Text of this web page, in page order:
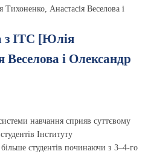
Анастасія Веселова і
з ІТС [Юлія
Веселова і Олександр
навчання сприяв суттєвому
Інституту
студентів починаючи з 3–4-го